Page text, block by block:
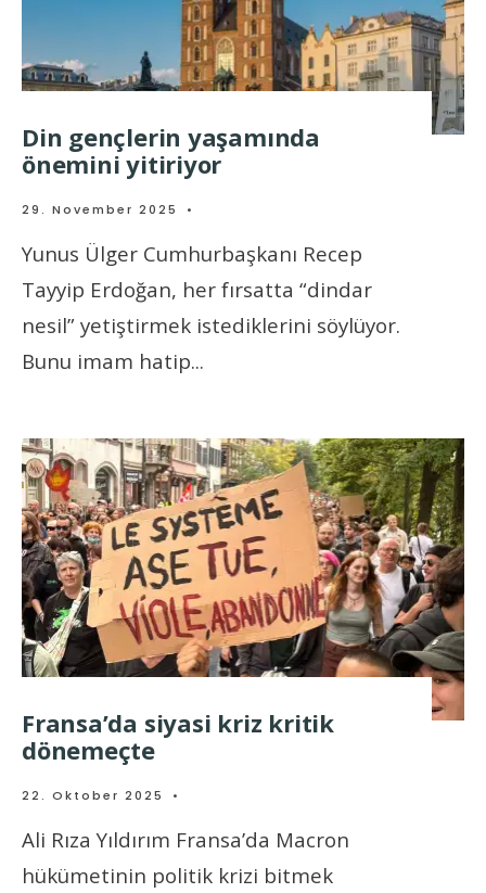
Din gençlerin yaşamında
önemini yitiriyor
29. November 2025 •
Yunus Ülger Cumhurbaşkanı Recep
Tayyip Erdoğan, her fırsatta “dindar
nesil” yetiştirmek istediklerini söylüyor.
Bunu imam hatip...
Fransa’da siyasi kriz kritik
dönemeçte
22. Oktober 2025 •
Ali Rıza Yıldırım Fransa’da Macron
hükümetinin politik krizi bitmek